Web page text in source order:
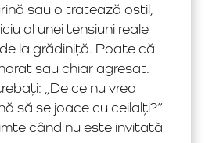
sau o tratează ostil,
al unei tensiuni reale
la grădiniță. Poate că
sau chiar agresat.
„De ce nu vrea
să se joace cu ceilalți?”
când nu este invitată